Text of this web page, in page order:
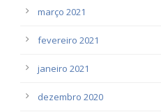
março 2021
fevereiro 2021
janeiro 2021
dezembro 2020